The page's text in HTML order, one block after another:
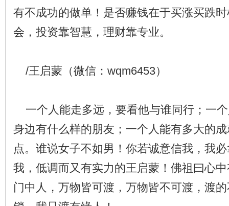
有不成功的做单！是否赚钱在于买涨买跌
会，投资靠智慧，理财靠专业。
/王启蒙（微信：wqm6453）
一个人能走多远，要看他与谁同行；一
身边有什么样的朋友；一个人能有多大的
点。谁说女子不如男！你若诚意信我，我
我，低调而又有实力的王启蒙！佛祖曰心
门中人，万物皆可渡，万物皆不可渡，渡